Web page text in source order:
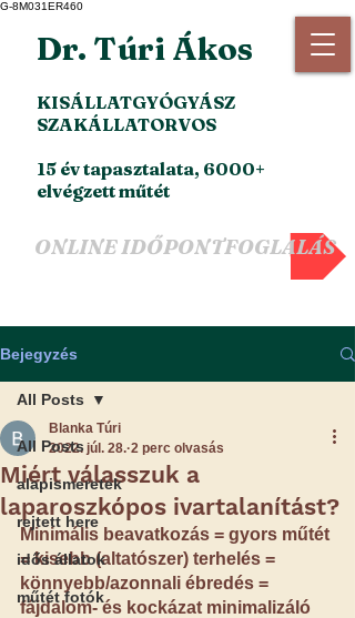
G-8M031ER460
ONLINE IDŐPONTFOGLALÁS
Dr. Túri Ákos
KISÁLLATGYÓGYÁSZ
SZAKÁLLATORVOS
15 év tapasztalata, 6000+
elvégzett műtét
Bejegyzés
All Posts
alapismeretek
rejtett here
idős állatok
műtét fotók
All Posts
Miért válasszuk a
laparoszkópos ivartalanítást?
Blanka Túri
2022. júl. 28. 2 perc olvasás
Minimális beavatkozás = gyors műtét
= kisebb (altatószer) terhelés =
könnyebb/azonnali ébredés =
fájdalom- és kockázat minimalizáló